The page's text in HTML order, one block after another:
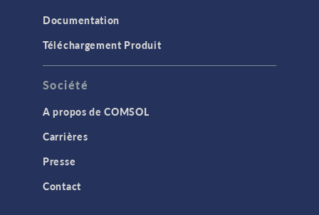
Documentation
Téléchargement Produit
Société
A propos de COMSOL
Carrières
Presse
Contact